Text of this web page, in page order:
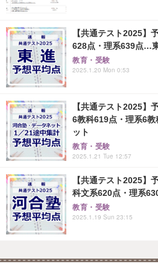
【共通テスト2025】
628点・理系639点…
教育・受験
2025.1.20 Mon 0:53
【共通テスト2025】
6教科619点・理系6
ット
教育・受験
2025.1.21 Tue 12:57
【共通テスト2025】
科文系620点・理系
教育・受験
2025.1.19 Sun 23:15